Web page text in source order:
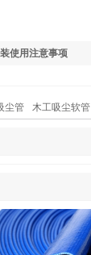
使用注意事项
尘管 木工吸尘软管